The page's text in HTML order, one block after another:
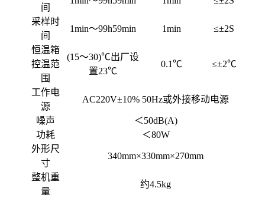
间
采样时
间
1min～99h59min 1min ≤±2S
恒温箱
控温范
围
(15～30)℃出厂设
置23℃
0.1℃ ≤±2℃
工作电
源
AC220V±10% 50Hz或外接移动电源
噪声
＜50dB(A)
功耗
＜80W
外形尺
寸
340mm×330mm×270mm
整机重
量
约4.5kg